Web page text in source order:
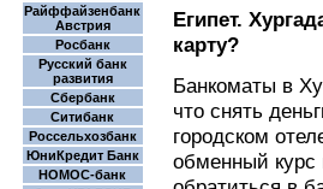
Райффайзенбанк
Австрия
Росбанк
Русский банк
развития
Сбербанк
Ситибанк
Россельхозбанк
ЮниКредит Банк
НОМОС-банк
Египет.
карту?
Банкоматы в
что снять
городском
обменный курс